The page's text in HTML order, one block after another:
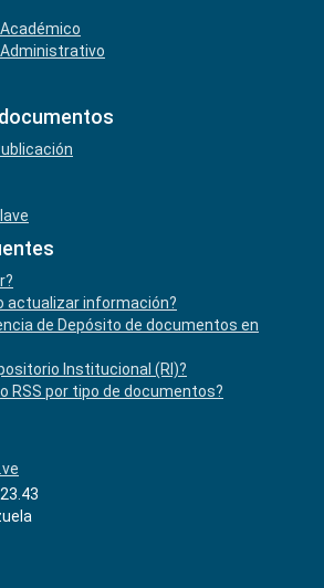
actualizar información?
de Depósito de documentos en
Institucional (RI)?
RSS por tipo de documentos?